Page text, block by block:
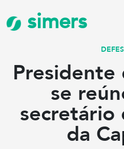
simers
Presidente
se
secretário
da